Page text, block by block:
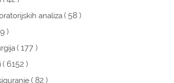
analiza( 58 )
)
( 177 )
( 6152 )
( 82 )